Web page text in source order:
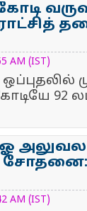
கோடி
AM (IST)
92
AM (IST)